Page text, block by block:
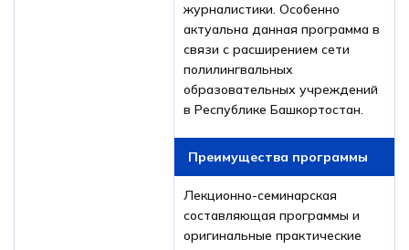
журналистики. Особенно
актуальна данная программа в
связи с расширением сети
полилингвальных
образовательных учреждений
в Республике Башкортостан.
Преимущества программы
Лекционно-семинарская
составляющая программы и
оригинальные практические